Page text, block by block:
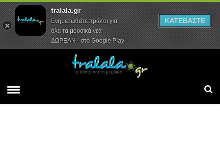
Αρχική Συνεντεύξεις Ρεπορτάζ
tralala.gr
Ενημερωθείτε πρώτοι για
όλα τα μουσικά νέα
ΔΩΡΕΑΝ - στο Google Play
ΚΑΤΕΒΑΣΤΕ